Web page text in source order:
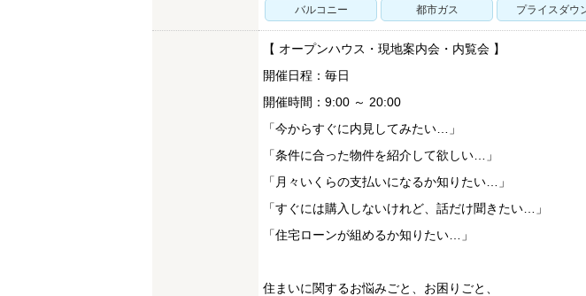
バルコニー 都市ガス プライスダウ
【 オープンハウス・現地案内会・内覧会 】
開催日程：毎日
開催時間：9:00 ～ 20:00
「今からすぐに内見してみたい…」
「条件に合った物件を紹介して欲しい…」
「月々いくらの支払いになるか知りたい…」
「すぐには購入しないけれど、話だけ聞きたい…」
「住宅ローンが組めるか知りたい…」
住まいに関するお悩みごと、お困りごと、